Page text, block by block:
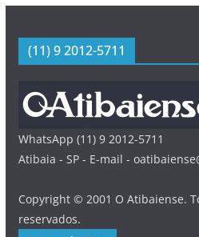
(11) 9 2012-5711
WhatsApp (11) 9 2012-5711
Atibaia - SP - E-mail -
Copyright © 2001 O Atibaiense.
reservados.